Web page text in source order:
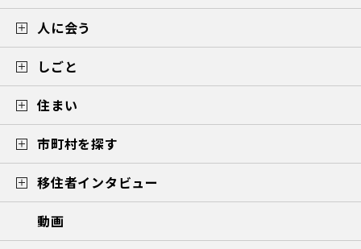
人に会う
しごと
住まい
市町村を探す
移住者インタビュー
動画